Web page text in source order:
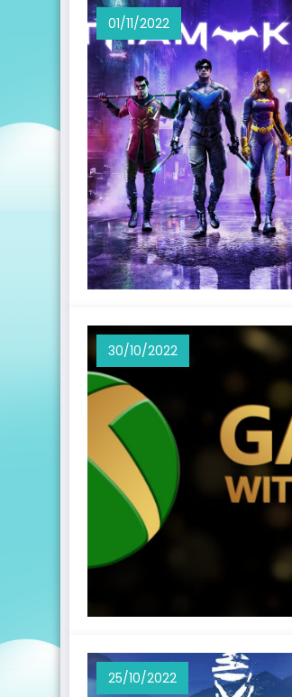
01/11/2022
30/10/2022
25/10/2022